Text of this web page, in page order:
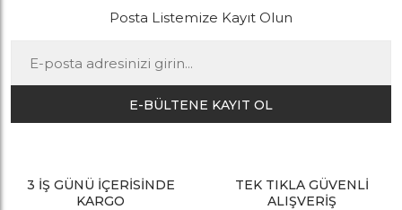
Posta Listemize Kayıt Olun
E-BÜLTENE KAYIT OL
3 İŞ GÜNÜ İÇERİSİNDE
KARGO
TEK TIKLA GÜVENLİ
ALIŞVERİŞ